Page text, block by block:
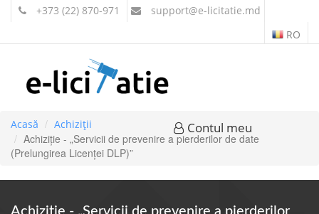
+373 (22) 870-971 support@e-licitatie.md
RO
Contul meu
Acasă Achiziții
Achiziție - „Servicii de prevenire a pierderilor de date
(Prelungirea Licenței DLP)”
Achiziție - „Servicii de prevenire a pierderilor